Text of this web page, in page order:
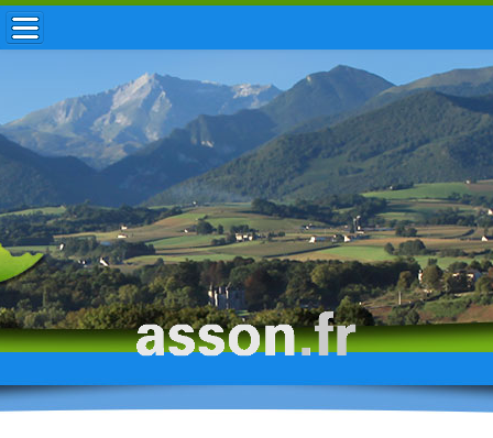
ACCUEIL / INFOS
MUNICIPALITÉ
VIE LOCALE
ENFANCE
TOURISME
HISTOIRE